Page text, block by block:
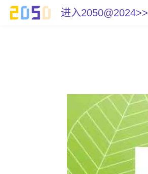
进入2050@2024>>